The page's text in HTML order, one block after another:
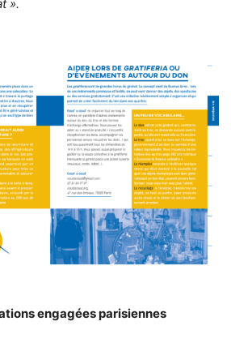
».
engagées parisiennes